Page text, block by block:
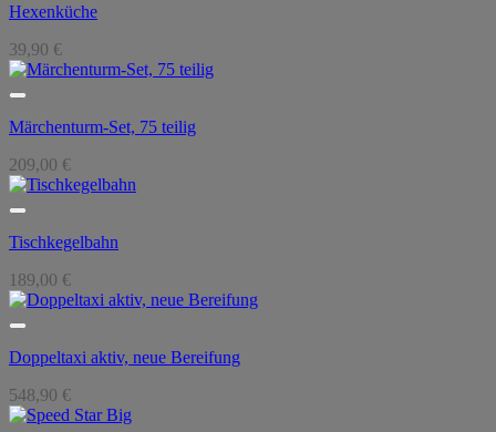
Hexenküche
39,90 €
Märchenturm-Set, 75 teilig
209,00 €
Tischkegelbahn
189,00 €
Doppeltaxi aktiv, neue Bereifung
548,90 €